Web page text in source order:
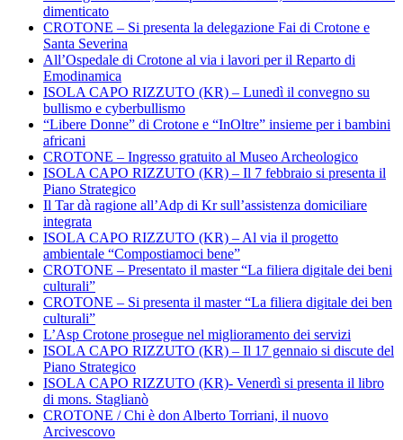
dimenticato
CROTONE – Si presenta la delegazione Fai di Crotone e
Santa Severina
All’Ospedale di Crotone al via i lavori per il Reparto di
Emodinamica
ISOLA CAPO RIZZUTO (KR) – Lunedì il convegno su
bullismo e cyberbullismo
“Libere Donne” di Crotone e “InOltre” insieme per i bambini
africani
CROTONE – Ingresso gratuito al Museo Archeologico
ISOLA CAPO RIZZUTO (KR) – Il 7 febbraio si presenta il
Piano Strategico
Il Tar dà ragione all’Adp di Kr sull’assistenza domiciliare
integrata
ISOLA CAPO RIZZUTO (KR) – Al via il progetto
ambientale “Compostiamoci bene”
CROTONE – Presentato il master “La filiera digitale dei beni
culturali”
CROTONE – Si presenta il master “La filiera digitale dei ben
culturali”
L’Asp Crotone prosegue nel miglioramento dei servizi
ISOLA CAPO RIZZUTO (KR) – Il 17 gennaio si discute del
Piano Strategico
ISOLA CAPO RIZZUTO (KR)- Venerdì si presenta il libro
di mons. Staglianò
CROTONE / Chi è don Alberto Torriani, il nuovo
Arcivescovo